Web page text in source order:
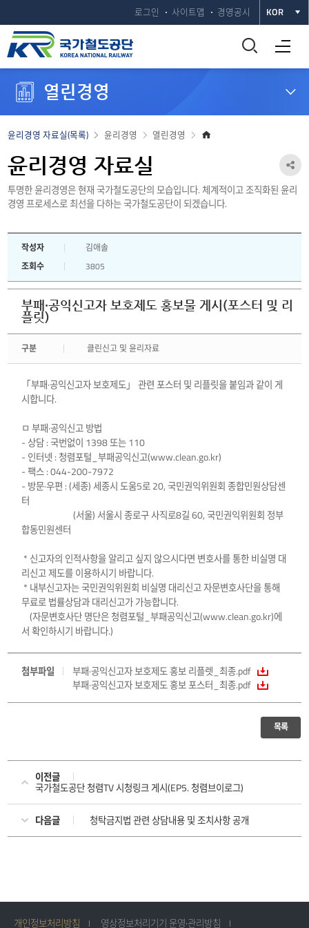
로그인 사이트맵 경영공시 KOR
통
합
열
전체메뉴 열기
열린경영
홈
열린경영
윤리경영
윤리경영 자료실(목록)
윤리경영 자료실
투명한 윤리경영은 현재 국가철도공단의 모습입니다. 체계적이고 조직화된 윤리
경영 프로세스로 최선을 다하는 국가철도공단이 되겠습니다.
공
유
기
기
작성자
김애솔
조회수
3805
부패·공익신고자 보호제도 홍보물 게시(포스터 및 리
플릿)
구분 클린신고 및 윤리자료
「부패·공익신고자 보호제도」 관련 포스터 및 리플릿을 붙임과 같이 게
시합니다.
ㅁ 부패·공익신고 방법
- 상담 : 국번없이 1398 또는 110
- 인터넷 : 청렴포털_부패공익신고(www.clean.go.kr)
- 팩스 : 044-200-7972
- 방문·우편 : (세종) 세종시 도움5로 20, 국민권익위원회 종합민원상담센
터
(서울) 서울시 종로구 사직로8길 60, 국민권익위원회 정부
합동민원센터
* 신고자의 인적사항을 알리고 싶지 않으시다면 변호사를 통한 비실명 대
리신고 제도를 이용하시기 바랍니다.
* 내부신고자는 국민권익위원회 비실명 대리신고 자문변호사단을 통해
무료로 법률상담과 대리신고가 가능합니다.
(자문변호사단 명단은 청렴포털_부패공익신고(www.clean.go.kr)에
서 확인하시기 바랍니다.)
첨부파일
부패·공익신고자 보호제도 홍보 리플렛_최종.pdf
부패·공익신고자 보호제도 홍보 포스터_최종.pdf
목록
이전글
국가철도공단 청렴TV 시청링크 게시(EP5. 청렴브이로그)
다음글 청탁금지법 관련 상담내용 및 조치사항 공개
개인정보처리방침 영상정보처리기기 운영·관리방침